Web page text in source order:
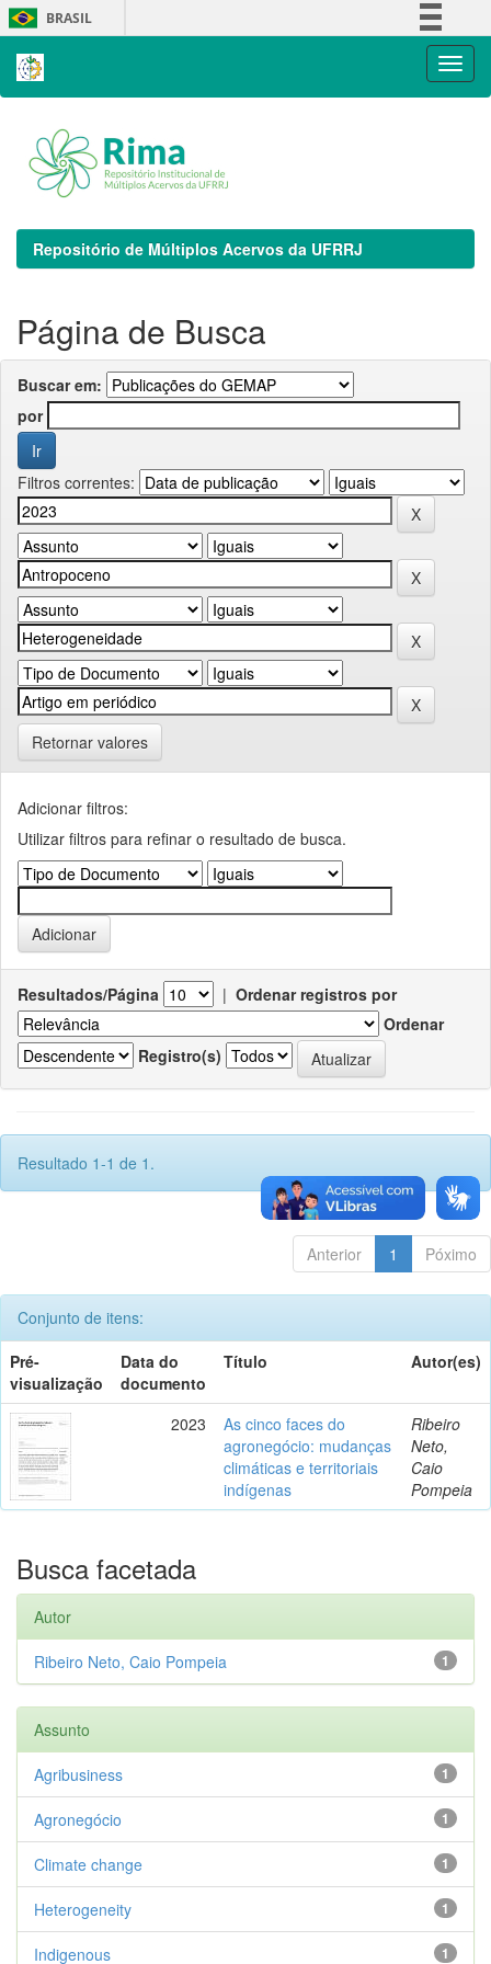
Skip
navigation
BRASIL
Repositório de Múltiplos Acervos da UFRRJ
Página de Busca
Buscar em:
por
Filtros correntes:
Retornar valores
Adicionar filtros:
Utilizar filtros para refinar o resultado de busca.
Resultados/Página | Ordenar registros por
Ordenar
Registro(s)
Resultado 1-1 de 1.
Anterior 1 Póximo
Conjunto de itens:
Pré-
visualização
Data do
documento
Título Autor(es)
2023
As cinco faces do
agronegócio: mudanças
climáticas e territoriais
indígenas
Ribeiro
Neto,
Caio
Pompeia
Busca facetada
Autor
1
Ribeiro Neto, Caio Pompeia
Assunto
1
Agribusiness
1
Agronegócio
1
Climate change
1
Heterogeneity
1
Indigenous